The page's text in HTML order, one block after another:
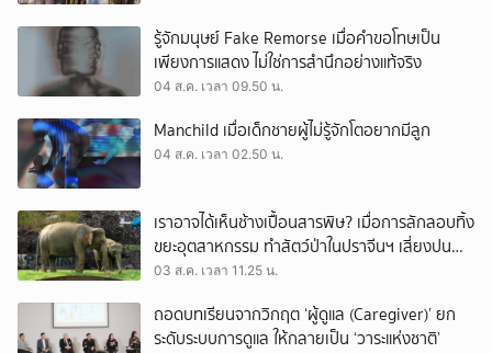
รู้จักมนุษย์ Fake Remorse เมื่อคำขอโทษเป็น
เพียงการแสดง ไม่ใช่การสำนึกอย่างแท้จริง
04 ส.ค. เวลา 09.50 น.
Manchild เมื่อเด็กชายผู้ไม่รู้จักโตอยากมีลูก
04 ส.ค. เวลา 02.50 น.
เราอาจได้เห็นช้างเปื้อนสารพิษ? เมื่อการลักลอบทิ้ง
ขยะอุตสาหกรรม ทำสัตว์ป่าในปราจีนฯ เสี่ยงปน
เปื้อน
03 ส.ค. เวลา 11.25 น.
ถอดบทเรียนจากวิกฤต ‘ผู้ดูแล (Caregiver)’ ยก
ระดับระบบการดูแล ให้กลายเป็น ‘วาระแห่งชาติ’